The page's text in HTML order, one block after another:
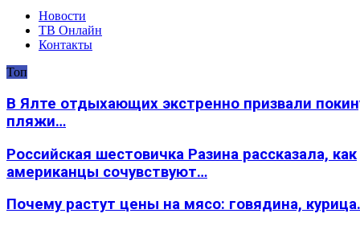
Новости
ТВ Онлайн
Контакты
Топ
В Ялте отдыхающих экстренно призвали
пляжи…
Российская шестовичка Разина рассказала, как
американцы сочувствуют…
Почему растут цены на мясо: говядина,